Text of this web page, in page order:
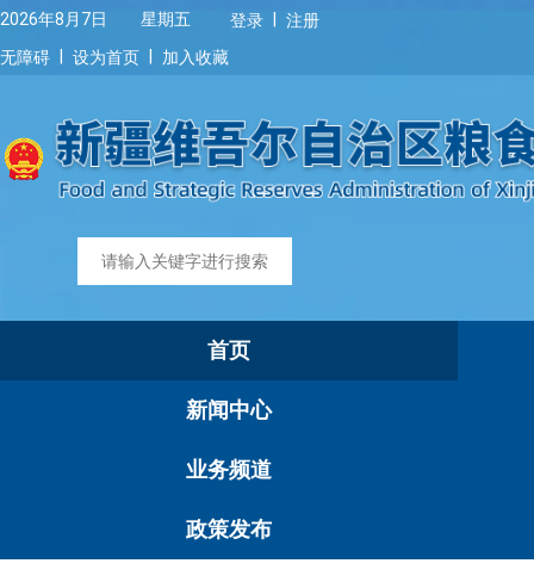
2026年8月7日 星期五 登录
注册
无障碍
设为首页 加入收藏
首页
新闻中心
业务频道
政策发布